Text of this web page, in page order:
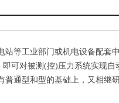
等工业部门或机电设备配套
可对被测(控)压力系统实现自
通型和型的基础上，又相继